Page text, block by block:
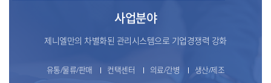
사업분야
제니엘만의 차별화된 관리시스템으로 기업경쟁력 강화
유통/물류/판매 컨택센터 의료/간병
생산/제조